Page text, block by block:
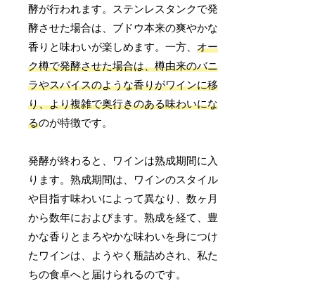
酵が行われます。ステンレスタンクで発
酵させた場合は、ブドウ本来の爽やかな
香りと味わいが楽しめます。一方、オー
ク樽で発酵させた場合は、樽由来のバニ
ラやスパイスのような香りがワインに移
り、より複雑で奥行きのある味わいにな
るのが特徴です。
発酵が終わると、ワインは熟成期間に入
ります。熟成期間は、ワインのスタイル
や目指す味わいによって異なり、数ヶ月
から数年におよびます。熟成を経て、豊
かな香りとまろやかな味わいを身につけ
たワインは、ようやく瓶詰めされ、私た
ちの食卓へと届けられるのです。